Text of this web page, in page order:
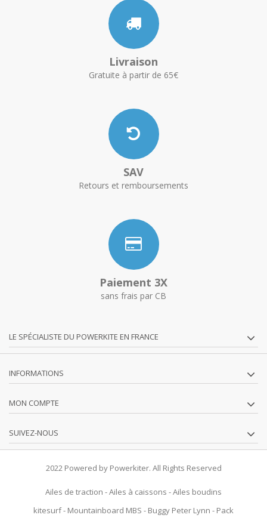
Livraison
Gratuite à partir de 65€
SAV
Retours et remboursements
Paiement 3X
sans frais par CB
LE SPÉCIALISTE DU POWERKITE EN FRANCE
INFORMATIONS
MON COMPTE
SUIVEZ-NOUS
2022 Powered by Powerkiter. All Rights Reserved
Ailes de traction -Ailes à caissons -Ailes boudins
kitesurf- Mountainboard MBS - Buggy Peter Lynn - Pack